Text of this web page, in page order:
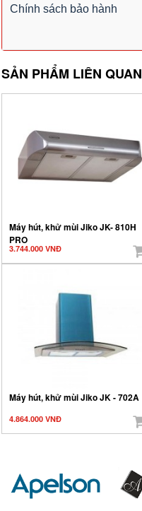
Chính sách bảo hành
SẢN PHẨM LIÊN QUAN
Máy hút, khử mùi Jiko JK- 810H
PRO
3.744.000 VNĐ
Máy hút, khử mùi Jiko JK - 702A
4.864.000 VNĐ